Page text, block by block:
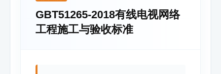
GBT51265-2018有线电视网络
工程施工与验收标准